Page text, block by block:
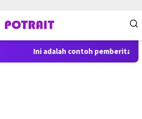
Ini adalah contoh